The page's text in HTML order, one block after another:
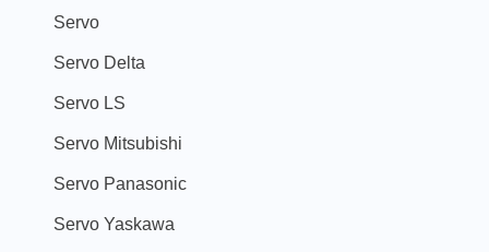
Servo
Servo Delta
Servo LS
Servo Mitsubishi
Servo Panasonic
Servo Yaskawa